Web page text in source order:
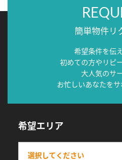
簡単物件リ
希望条件を伝
初めての方やリピ
大人気のサ
お忙しいあなたをサ
希望エリア